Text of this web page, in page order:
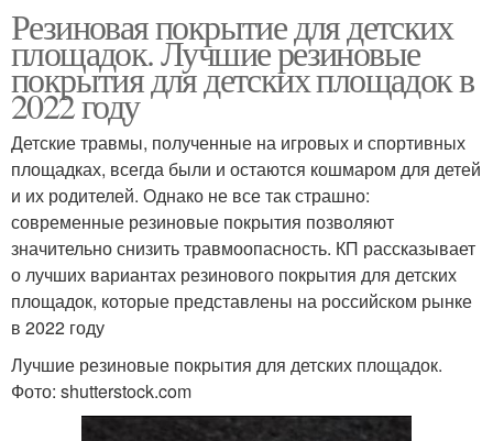
Резиновая покрытие для детских
площадок. Лучшие резиновые
покрытия для детских площадок в
2022 году
Детские травмы, полученные на игровых и спортивных
площадках, всегда были и остаются кошмаром для детей
и их родителей. Однако не все так страшно:
современные резиновые покрытия позволяют
значительно снизить травмоопасность. КП рассказывает
о лучших вариантах резинового покрытия для детских
площадок, которые представлены на российском рынке
в 2022 году
Лучшие резиновые покрытия для детских площадок.
Фото: shutterstock.com